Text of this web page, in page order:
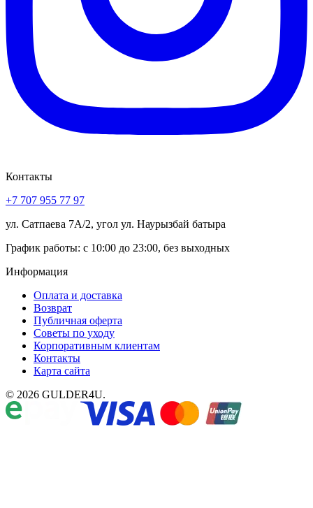
Контакты
+7 707 955 77 97
ул. Сатпаева 7А/2, угол ул. Наурызбай батыра
График работы: с 10:00 до 23:00, без выходных
Информация
Оплата и доставка
Возврат
Публичная оферта
Советы по уходу
Корпоративным клиентам
Контакты
Карта сайта
© 2026 GULDER4U.